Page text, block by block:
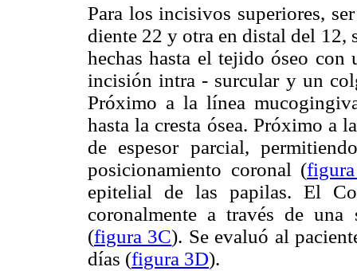
Para los incisivos superiores,
diente 22 y otra en distal del 12,
hechas hasta el tejido óseo
incisión intra - surcular y un
Próximo a la línea
hasta la cresta ósea. Próximo a
de espesor parcial,
posicionamiento coronal (
epitelial de las papilas. El
coronalmente a través de
(figura 3C). Se evaluó al
días (figura 3D).